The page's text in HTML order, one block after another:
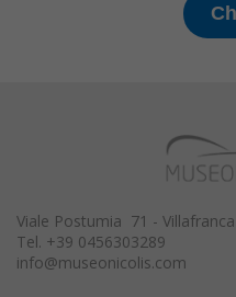
Viale Postumia 71 - Villafranca
Tel. +39 0456303289
info@museonicolis.com